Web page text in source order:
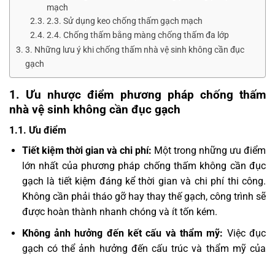
mạch
2.3. Sử dụng keo chống thấm gạch mạch
2.4. Chống thấm bằng màng chống thấm đa lớp
3. Những lưu ý khi chống thấm nhà vệ sinh không cần đục
gạch
1. Ưu nhược điểm phương pháp chống thấm
nhà vệ sinh không cần đục gạch
1.1. Ưu điểm
Tiết kiệm thời gian và chi phí: Một trong những ưu điểm
lớn nhất của phương pháp chống thấm không cần đục
gạch là tiết kiệm đáng kể thời gian và chi phí thi công.
Không cần phải tháo gỡ hay thay thế gạch, công trình sẽ
được hoàn thành nhanh chóng và ít tốn kém.
Không ảnh hưởng đến kết cấu và thẩm mỹ: Việc đục
gạch có thể ảnh hưởng đến cấu trúc và thẩm mỹ của